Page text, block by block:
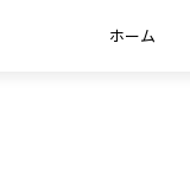
ホーム